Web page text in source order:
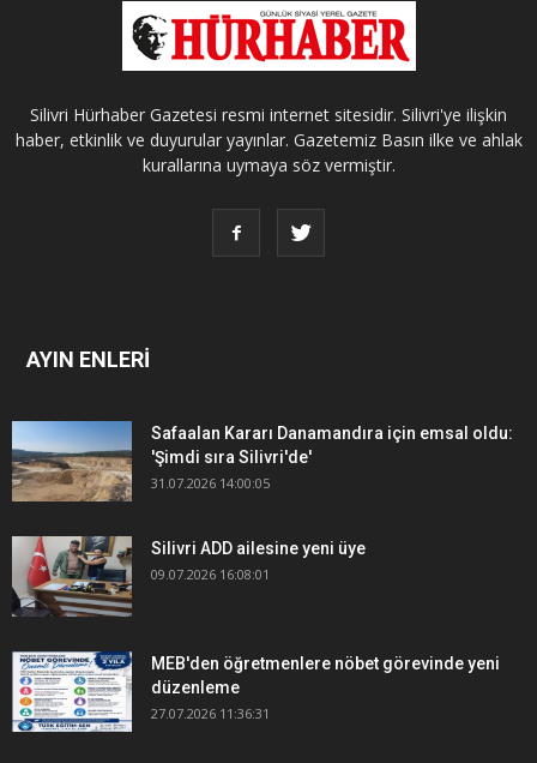
Silivri Hürhaber Gazetesi resmi internet sitesidir. Silivri'ye ilişkin
haber, etkinlik ve duyurular yayınlar. Gazetemiz Basın ilke ve ahlak
kurallarına uymaya söz vermiştir.
AYIN ENLERİ
Safaalan Kararı Danamandıra için emsal oldu:
'Şimdi sıra Silivri'de'
31.07.2026 14:00:05
Silivri ADD ailesine yeni üye
09.07.2026 16:08:01
MEB'den öğretmenlere nöbet görevinde yeni
düzenleme
27.07.2026 11:36:31